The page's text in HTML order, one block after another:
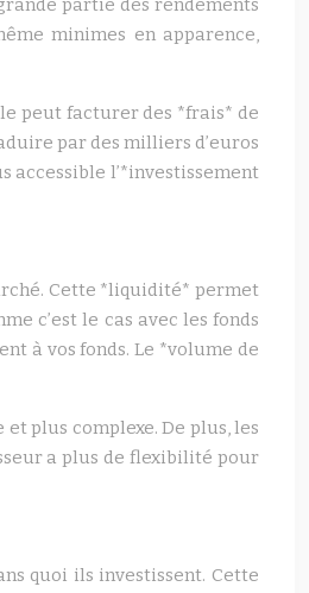
partie des rendements
minimes en apparence,
peut facturer des *frais* de
par des milliers d’euros
accessible l’*investissement
Cette *liquidité* permet
c’est le cas avec les fonds
à vos fonds. Le *volume de
plus complexe. De plus, les
a plus de flexibilité pour
quoi ils investissent. Cette